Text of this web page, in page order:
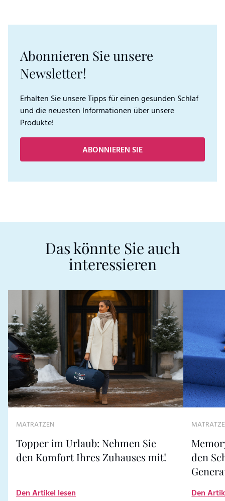
Abonnieren Sie unsere
Newsletter!
Erhalten Sie unsere Tipps für einen gesunden Schlaf
und die neuesten Informationen über unsere
Produkte!
ABONNIEREN SIE
Das könnte Sie auch
interessieren
MATRATZEN
Topper im Urlaub: Nehmen Sie
den Komfort Ihres Zuhauses mit!
Den Artikel lesen
den
Den